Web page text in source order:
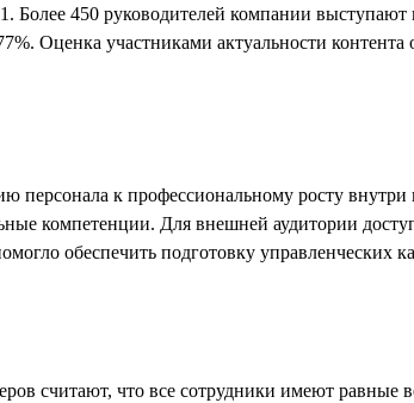
Более 450 руководителей компании
Оценка участниками актуальности
персонала к профессиональному росту
компетенции. Для внешней аудитории
обеспечить подготовку управленческих
считают, что все сотрудники имеют равные